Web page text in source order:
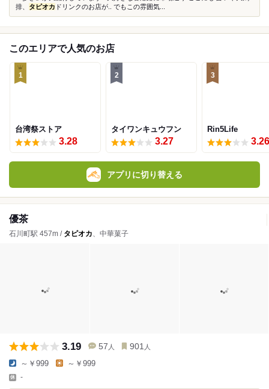
排、 タピオカ ドリンクのお店が.. でもこの雰囲気...
このエリアで人気のお店
1
台湾祭ストア
3.28
2
タイワンキュウフン
3.27
3
Rin5Life
3.26
アプリに切り替える
優茶
石川町駅 457m / タピオカ、中華菓子
3.19 57 人 901 人
～￥999 ～￥999
-